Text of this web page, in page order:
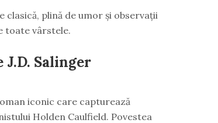
plină de umor și observații
toate vârstele.
J.D. Salinger
iconic care capturează
Holden Caulfield. Povestea